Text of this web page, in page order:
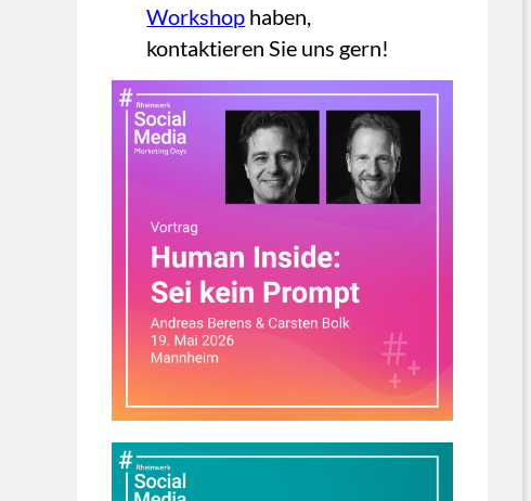
Workshop haben,
kontaktieren Sie uns gern!